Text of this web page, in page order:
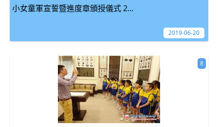
小女童軍宣誓暨進度章頒授儀式 2...
2019-06-20
8